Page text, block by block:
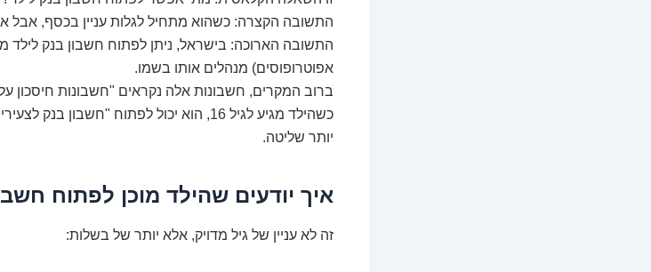
התשובה הקצרה: כשהוא מתחיל לגלות עניין בכסף, אבל
התשובה הארוכה: בישראל, ניתן לפתוח חשבון בנק לילד
אפוטרופוסים) מנהלים אותו בשמו.
ברוב המקרים, חשבונות אלה נקראים "חשבונות חיסכון
כשהילד מגיע לגיל 16, הוא יכול לפתוח
יותר שליטה.
איך יודעים שהילד מוכן לפתוח
זה לא עניין של גיל מדויק, אלא יותר של בשלות: